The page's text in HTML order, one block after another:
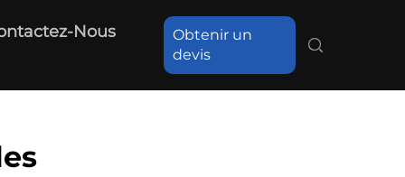
Nous
Obtenir un
devis